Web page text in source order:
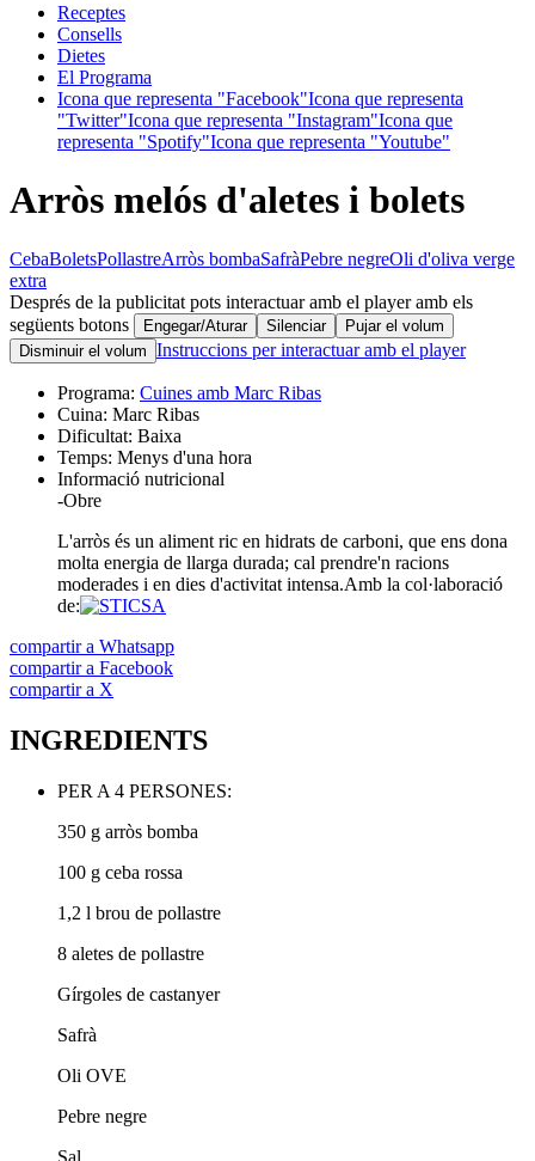
Receptes
Consells
Dietes
El Programa
Icona que representa "Facebook"Icona que representa
"Twitter"Icona que representa "Instagram"Icona que
representa "Spotify"Icona que representa "Youtube"
Arròs melós d'aletes i bolets
CebaBoletsPollastreArròs bombaSafràPebre negreOli d'oliva verge
extra
Després de la publicitat pots interactuar amb el player amb els
següents botons
Engegar/Aturar Silenciar
Pujar el volum
Disminuir el volum Instruccions per interactuar amb el player
Programa: Cuines amb Marc Ribas
Cuina: Marc Ribas
Dificultat: Baixa
Temps: Menys d'una hora
Informació nutricional
-Obre
L'arròs és un aliment ric en hidrats de carboni, que ens dona
molta energia de llarga durada; cal prendre'n racions
moderades i en dies d'activitat intensa.Amb la col·laboració
de:
compartir a Whatsapp
compartir a Facebook
compartir a X
INGREDIENTS
PER A 4 PERSONES:
350 g arròs bomba
100 g ceba rossa
1,2 l brou de pollastre
8 aletes de pollastre
Gírgoles de castanyer
Safrà
Oli OVE
Pebre negre
Sal